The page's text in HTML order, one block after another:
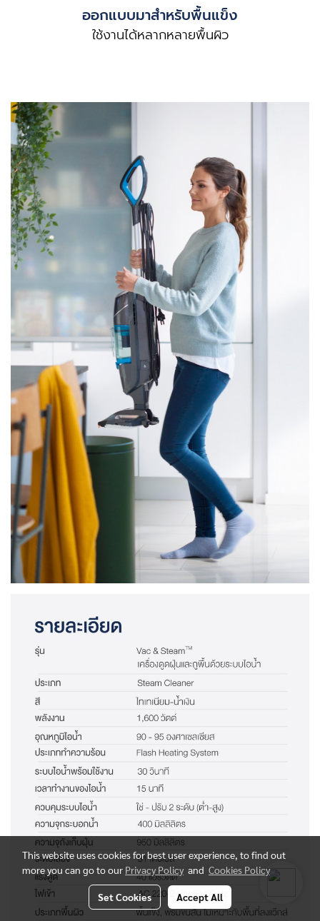
ออกแบบมาสำหรับพื้นแข็ง
ใช้งานได้หลากหลายพื้นผิว
This website uses cookies for best user experience, to find out
more you can go to our Privacy Policy and Cookies Policy
Set Cookies Accept All